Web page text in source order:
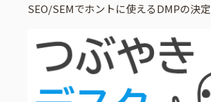
SEO/SEMでホントに使えるDMPの決定